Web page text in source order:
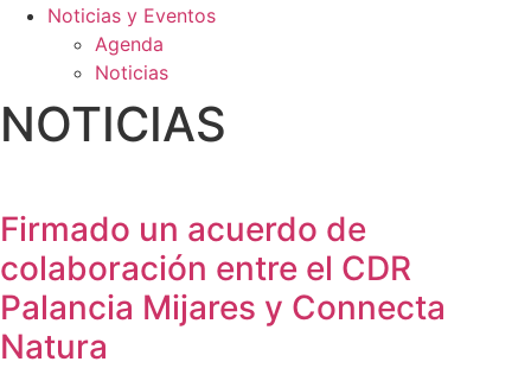
Noticias y Eventos
Agenda
Noticias
NOTICIAS
Firmado un acuerdo de
colaboración entre el CDR
Palancia Mijares y Connecta
Natura